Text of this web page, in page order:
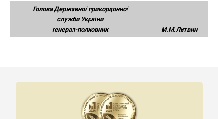
Голова Державної прикордонної
служби України
генерал-полковник
М.М.Литвин